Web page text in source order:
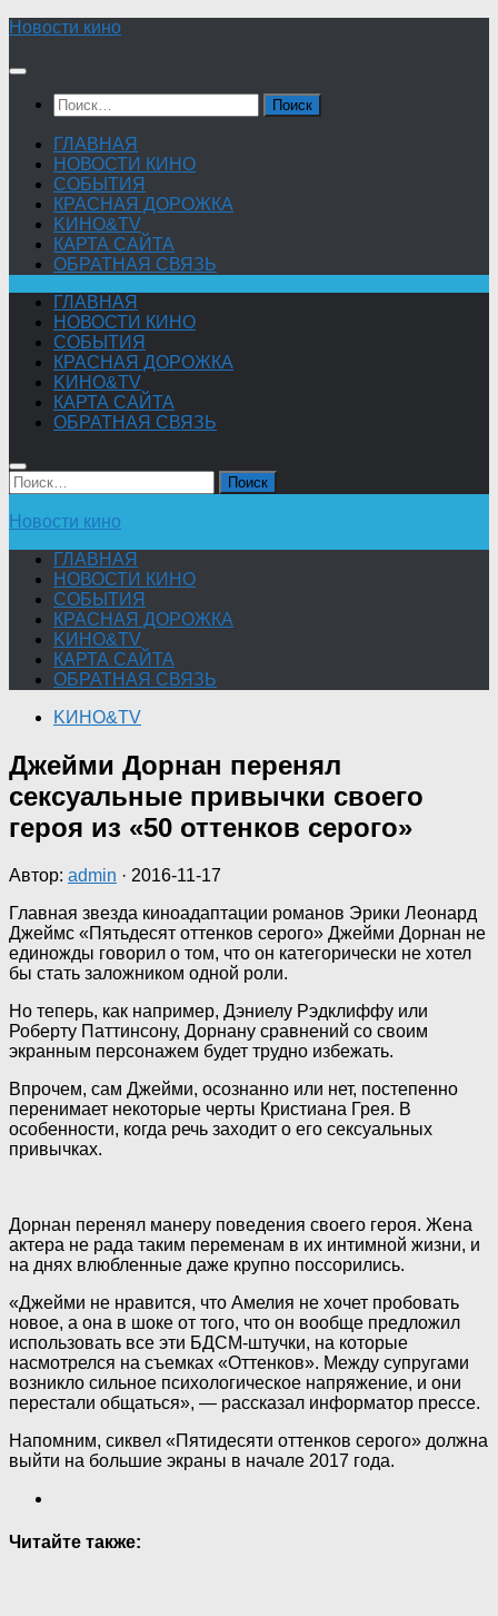
Skip
content
Новости кино
Найти:
ГЛАВНАЯ
НОВОСТИ КИНО
СОБЫТИЯ
КРАСНАЯ ДОРОЖКА
KИНО&TV
КАРТА САЙТА
ОБРАТНАЯ СВЯЗЬ
ГЛАВНАЯ
НОВОСТИ КИНО
СОБЫТИЯ
КРАСНАЯ ДОРОЖКА
KИНО&TV
КАРТА САЙТА
ОБРАТНАЯ СВЯЗЬ
Найти:
Новости кино
ГЛАВНАЯ
НОВОСТИ КИНО
СОБЫТИЯ
КРАСНАЯ ДОРОЖКА
KИНО&TV
КАРТА САЙТА
ОБРАТНАЯ СВЯЗЬ
KИНО&TV
Джейми Дорнан перенял
сексуальные привычки своего
героя из «50 оттенков серого»
Автор: admin · 2016-11-17
Главная звезда киноадаптации романов Эрики Леонард
Джеймс «Пятьдесят оттенков серого» Джейми Дорнан не
единожды говорил о том, что он категорически не хотел
бы стать заложником одной роли.
Но теперь, как например, Дэниелу Рэдклиффу или
Роберту Паттинсону, Дорнану сравнений со своим
экранным персонажем будет трудно избежать.
Впрочем, сам Джейми, осознанно или нет, постепенно
перенимает некоторые черты Кристиана Грея. В
особенности, когда речь заходит о его сексуальных
привычках.
Дорнан перенял манеру поведения своего героя. Жена
актера не рада таким переменам в их интимной жизни, и
на днях влюбленные даже крупно поссорились.
«Джейми не нравится, что Амелия не хочет пробовать
новое, а она в шоке от того, что он вообще предложил
использовать все эти БДСМ-штучки, на которые
насмотрелся на съемках «Оттенков». Между супругами
возникло сильное психологическое напряжение, и они
перестали общаться», — рассказал информатор прессе.
Напомним, сиквел «Пятидесяти оттенков серого» должна
выйти на большие экраны в начале 2017 года.
Читайте также: